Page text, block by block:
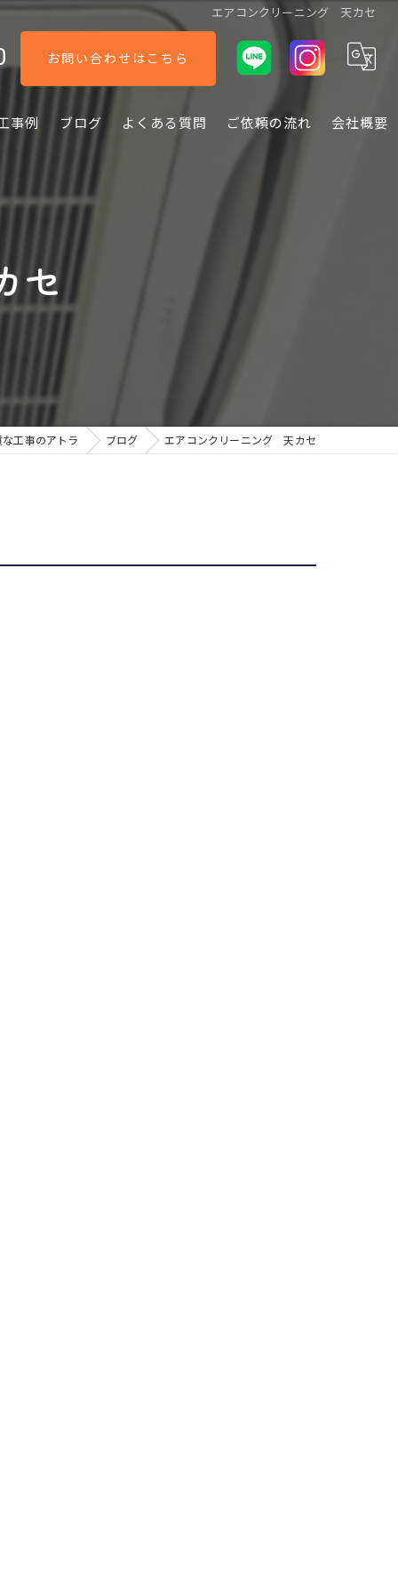
エアコンクリーニング 天カセ
お問い合わせはこちら
事例 ブログ よくある質問 ご依頼の流れ 会社概要
セ
工事のアトラ ブログ エアコンクリーニング 天カセ